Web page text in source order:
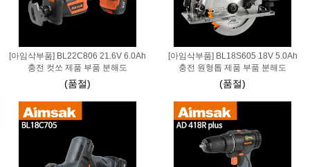
[아임삭부품] BL22C806 21.6V 6.0Ah
충전 컷쏘 제품 부품 분해도
(품절)
[아임삭부품] BL18S605 18V 5.0Ah
충전 원형톱 제품 부품 분해도
(품절)